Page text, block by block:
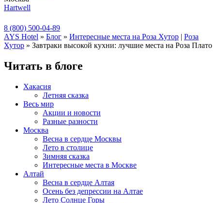
Hartwell
8 (800) 500-04-89
AYS Hotel » Блог » Интересные места на Роза Хутор | Роза
Хутор » Завтраки высокой кухни: лучшие места на Роза Плато
Читать в блоге
Хакасия
Летняя сказка
Весь мир
Акции и новости
Разные разности
Москва
Весна в сердце Москвы
Лето в столице
Зимняя сказка
Интересные места в Москве
Алтай
Весна в сердце Алтая
Осень без депрессии на Алтае
Лето Солнце Горы